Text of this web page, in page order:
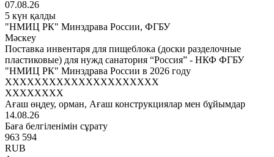
07.08.26
5 күн қалды
"НМИЦ РК" Минздрава России, ФГБУ
Мәскеу
Поставка инвентаря для пищеблока (доски разделочные
пластиковые) для нужд санатория “Россия” - НКФ ФГБУ
"НМИЦ РК" Минздрава России в 2026 году
XXXXXXXXXXXXXXXXXXXXX
XXXXXXXX
Ағаш өңдеу, орман, Ағаш конструкциялар мен бұйымдар
14.08.26
Баға белгіленімін сұрату
963 594
RUB